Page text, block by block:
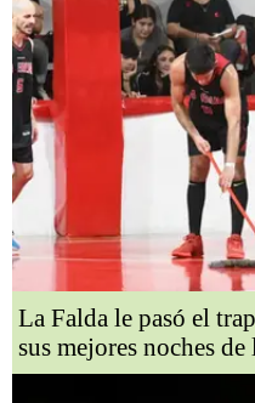
La Falda le pasó el
sus mejores noches